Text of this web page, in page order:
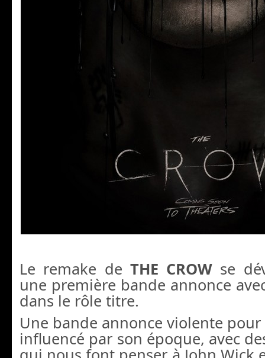
Le remake de THE CROW se
une première bande annonce
dans le rôle titre.
Une bande annonce violente
influencé par son époque, avec